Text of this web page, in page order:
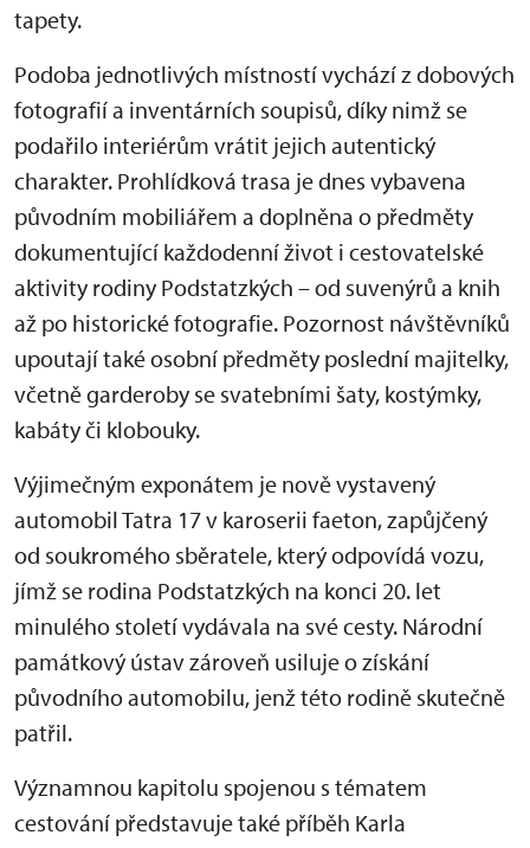
tapety.
Podoba jednotlivých místností vychází z dobových
fotografií a inventárních soupisů, díky nimž se
podařilo interiérům vrátit jejich autentický
charakter. Prohlídková trasa je dnes vybavena
původním mobiliářem a doplněna o předměty
dokumentující každodenní život i cestovatelské
aktivity rodiny Podstatzkých – od suvenýrů a knih
až po historické fotografie. Pozornost návštěvníků
upoutají také osobní předměty poslední majitelky,
včetně garderoby se svatebními šaty, kostýmky,
kabáty či klobouky.
Výjimečným exponátem je nově vystavený
automobil Tatra 17 v karoserii faeton, zapůjčený
od soukromého sběratele, který odpovídá vozu,
jímž se rodina Podstatzkých na konci 20. let
minulého století vydávala na své cesty. Národní
památkový ústav zároveň usiluje o získání
původního automobilu, jenž této rodině skutečně
patřil.
Významnou kapitolu spojenou s tématem
cestování představuje také příběh Karla